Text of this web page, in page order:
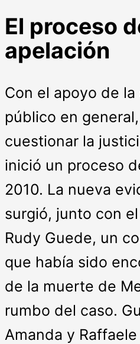
El proceso
apelación
Con el apoyo de
público en
cuestionar la
inició un proceso
2010. La nueva
surgió, junto con
Rudy Guede, un
que había sido
de la muerte de
rumbo del caso.
Amanda y